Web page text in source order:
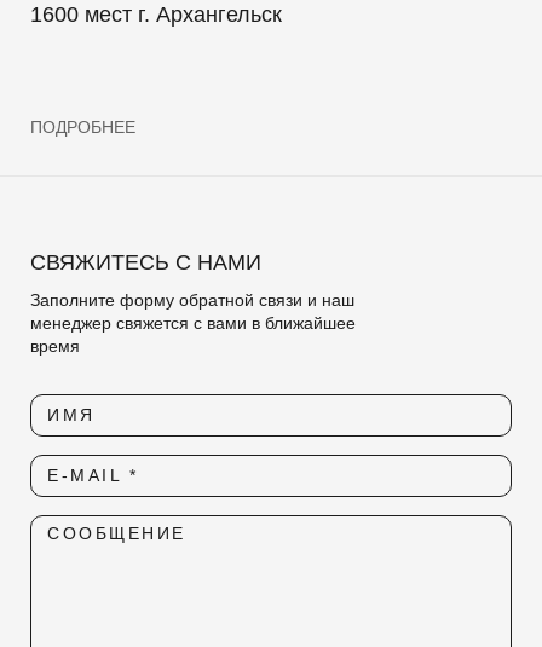
1600 мест г. Архангельск
ПОДРОБНЕЕ
СВЯЖИТЕСЬ С НАМИ
Заполните форму обратной связи и наш
менеджер свяжется с вами в ближайшее
время
ИМЯ
СООБЩЕНИЕ
E-MAIL *